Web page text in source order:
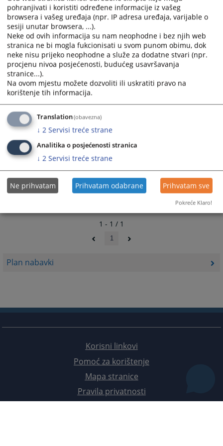
Plan nabavki
calendar
and
select
a
date.
Press
the
question
mark
key
to
get
the
keyboard
shortcuts
for
changing
dates.
calendar
and
select
a
date.
Press
question
mark
key
to
get
keyboard
shortcuts
for
changing
dates.
1 - 1 / 1
1
Korisni linkovi
Pomoć za korištenje
Mapa stranice
Pravila privatnosti
pohranjivati i koristiti određene informacije iz vašeg
browsera i vašeg uređaja (npr. IP adresa uređaja, varijable o
sesiji unutar browsera, ...).
Neke od ovih informacija su nam neophodne i bez njih web
stranica ne bi mogla fukcionisati u svom punom obimu, dok
neke nisu prijeko neophodne a služe za dodatne stvari (npr.
procjenu nivoa posjećenosti, budućeg usavršavanja
stranice...).
Na ovom mjestu možete dozvoliti ili uskratiti pravo na
korištenje tih informacija.
Translation(obavezna)
↓ 2 Servisi treće strane
Analitika o posjećenosti stranica
↓ 2 Servisi treće strane
Ne prihvatam Prihvatam odabrane Prihvatam sve
Pokreće Klaro!